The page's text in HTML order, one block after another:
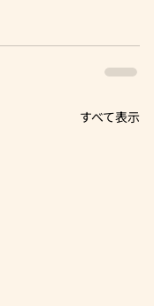
すべて表示